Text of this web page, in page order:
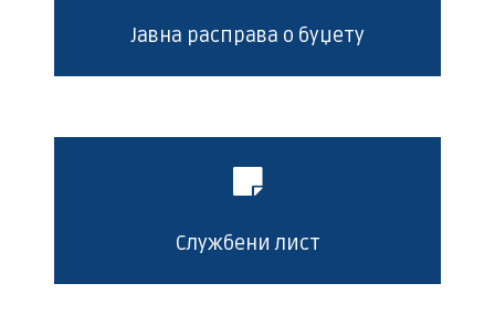
Јавна расправа о буџету
Службени лист